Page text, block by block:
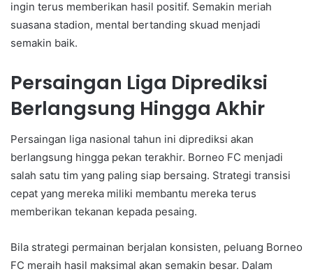
ingin terus memberikan hasil positif. Semakin meriah
suasana stadion, mental bertanding skuad menjadi
semakin baik.
Persaingan Liga Diprediksi
Berlangsung Hingga Akhir
Persaingan liga nasional tahun ini diprediksi akan
berlangsung hingga pekan terakhir. Borneo FC menjadi
salah satu tim yang paling siap bersaing. Strategi transisi
cepat yang mereka miliki membantu mereka terus
memberikan tekanan kepada pesaing.
Bila strategi permainan berjalan konsisten, peluang Borneo
FC meraih hasil maksimal akan semakin besar. Dalam